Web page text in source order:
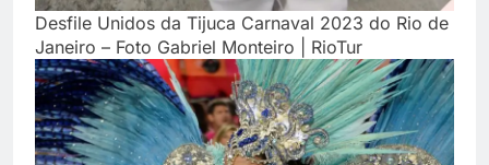
Desfile Unidos da Tijuca Carnaval 2023 do Rio de
Janeiro – Foto Gabriel Monteiro | RioTur